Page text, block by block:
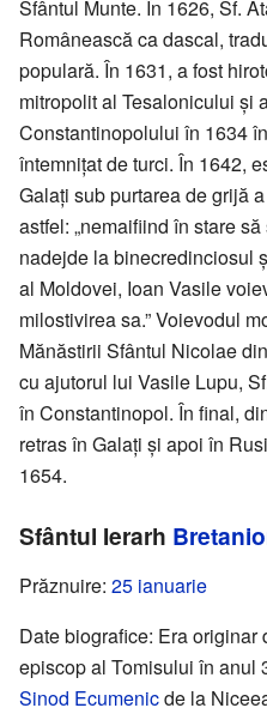
Sfântul Munte. În 1626, Sf.
Românească ca dascal,
populară. În 1631, a fost
mitropolit al Tesalonicului și
Constantinopolului în 1634
întemnițat de turci. În 1642,
Galați sub purtarea de grijă
astfel: „nemaifiind în stare
nadejde la binecredinciosul
al Moldovei, Ioan Vasile
milostivirea sa.” Voievodul
Mănăstirii Sfântul Nicolae
cu ajutorul lui Vasile Lupu,
în Constantinopol. În final,
retras în Galați și apoi în
1654.
Sfântul Ierarh
Prăznuire: 25 ianuarie
Date biografice: Era
episcop al Tomisului în anul
Sinod Ecumenicde la